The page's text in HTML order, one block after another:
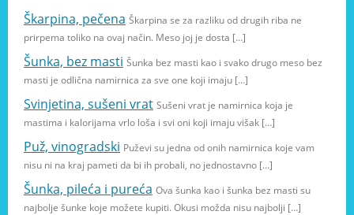
Škarpina, pečena Škarpina se za razliku od drugih riba ne
prirpema toliko na ovaj način. Meso joj je dosta […]
Šunka, bez masti Šunka bez masti kao i svako drugo meso bez
masti je odlična namirnica za sve one koji imaju […]
Svinjetina, sušeni vrat Sušeni vrat je namirnica koja je
mastima i kalorijama vrlo loša i svi oni koji imaju višak […]
Puž, vinogradski Puževi su jedna od onih namirnica koje vam
nisu ni na kraj pameti da bi ih probali, no jednostavno […]
Šunka, pileća i pureća Ova šunka kao i šunka bez masti su
najbolje šunke koje možete kupiti. Okusi možda nisu najbolji […]